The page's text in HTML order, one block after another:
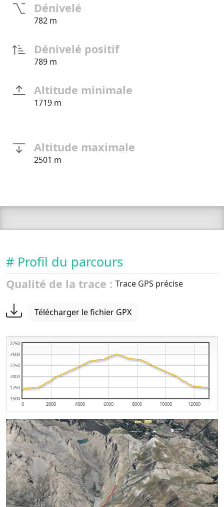
Dénivelé
782 m
Dénivelé positif
789 m
Altitude minimale
1719 m
Altitude maximale
2501 m
# Profil du parcours
Qualité de la trace : Trace GPS précise
Télécharger le fichier GPX
0 2000 4000 6000 8000 10000 12000
1500
1750
2000
2250
2500
2750